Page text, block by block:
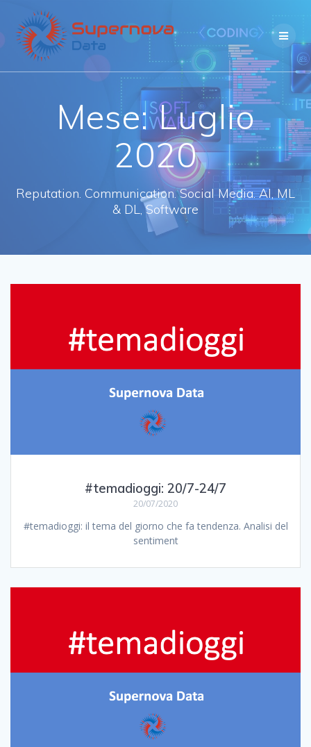
content
Mese:Luglio
2020
Reputation. Communication. Social Media. AI, ML
& DL, Software
#temadioggi: 20/7-24/7
20/07/2020
#temadioggi: il tema del giorno che fa tendenza. Analisi del
sentiment